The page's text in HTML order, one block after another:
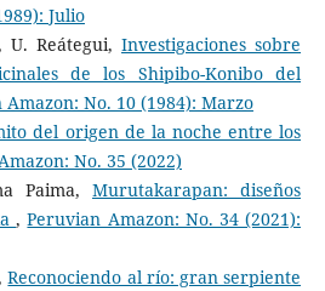
Julio
U. Reátegui,Investigaciones sobre
de los Shipibo-Konibo del
No. 10 (1984): Marzo
del origen de la noche entre los
No. 35 (2022)
Paima,Murutakarapan: diseños
,Peruvian Amazon: No. 34 (2021):
Reconociendo al río: gran serpiente